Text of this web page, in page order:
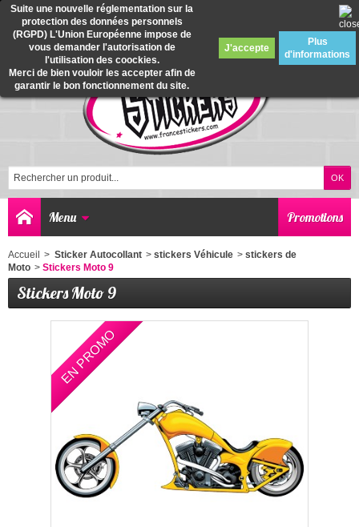
Menu Promotions
Suite une nouvelle réglementation sur la
protection des données personnels
(RGPD) L'Union Européenne impose de
vous demander l'autorisation de
l'utilisation des coockies.
Merci de bien vouloir les accepter afin de
garantir le bon fonctionnement du site.
J'accepte
Plus
d'informations
Accueil > Sticker Autocollant > stickers Véhicule > stickers de
Moto > Stickers Moto 9
Stickers Moto 9
EN PROMO